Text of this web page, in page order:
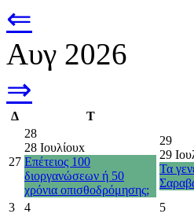
⇐
Αυγ 2026
⇒
Δ Τ
27
28
28 Ιουλίουx
Επέτειος 100
διοργανώσεων ή 50
χρόνια οπισθοδρόμησης;
29
29
Τα
3 4 5